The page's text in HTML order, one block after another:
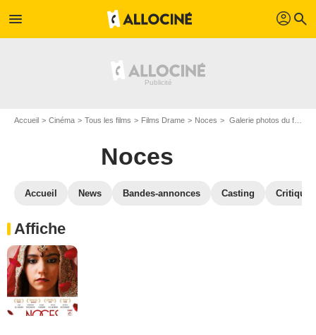
menu profil search
Accueil Cinéma Tous les films Films Drame Noces Galerie photos du film Noces
Noces
Accueil News Bandes-annonces Casting
Affiche